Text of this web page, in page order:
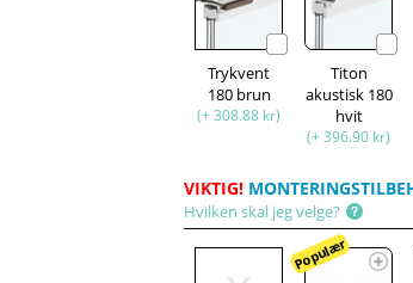
Trykvent
180 brun
(+ 308.88 kr)
Titon
akustisk 180
hvit
(+ 396.90 kr)
VIKTIG!
Hvilken skal jeg velge?
Populær